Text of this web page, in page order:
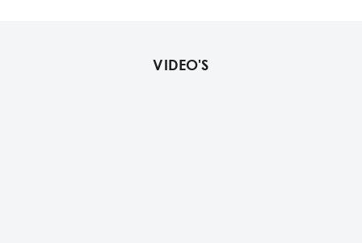
VIDEO'S